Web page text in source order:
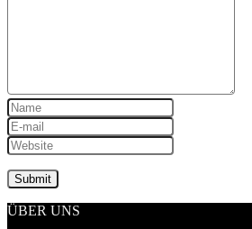
ÜBER UNS